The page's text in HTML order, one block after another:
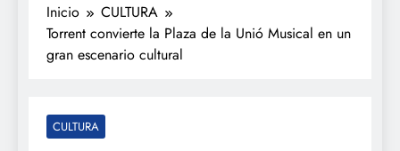
Inicio
CULTURA
Torrent convierte la Plaza de la Unió Musical en un
gran escenario cultural
CULTURA